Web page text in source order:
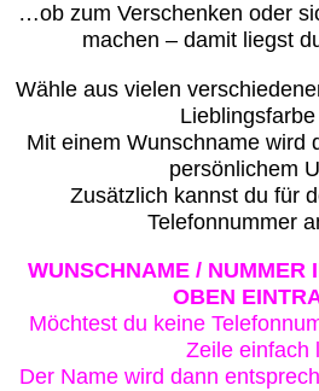
…ob zum Verschenken oder
machen – damit liegst
Wähle aus vielen
Mit einem Wunschname wird
persönlichem
Zusätzlich kannst du für
Telefonnummer
WUNSCHNAME / NUMMER
OBEN
Möchtest du keine
Zeile einfach
Der Name wird dann